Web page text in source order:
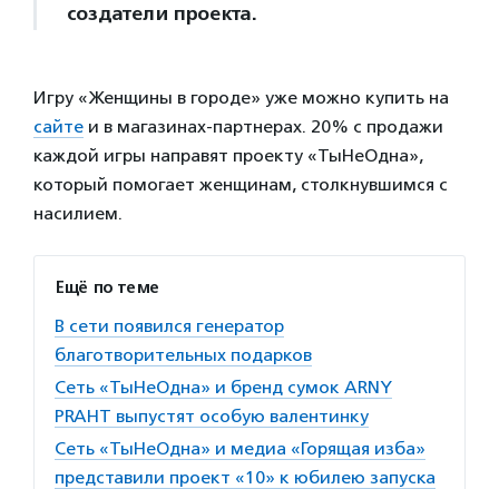
создатели проекта.
Игру «Женщины в городе» уже можно купить на
сайте и в магазинах-партнерах. 20% с продажи
каждой игры направят проекту «ТыНеОдна»,
который помогает женщинам, столкнувшимся с
насилием.
Ещё по теме
В сети появился генератор
благотворительных подарков
Сеть «ТыНеОдна» и бренд сумок ARNY
PRAHT выпустят особую валентинку
Сеть «ТыНеОдна» и медиа «Горящая изба»
представили проект «10» к юбилею запуска